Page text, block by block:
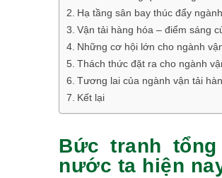
Hạ tầng sân bay thúc đẩy
Vận tải hàng hóa – điểm sáng
Những cơ hội lớn cho ngành
Thách thức đặt ra cho ngành
Tương lai của ngành vận tải
Kết lại
Bức tranh
nước ta hiện